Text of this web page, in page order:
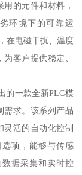
的元件和材料，
环境下的可靠运
在电磁干扰、温度
客户提供稳定、
一款全新PLC模
需求。该系列产品
活的自动化控制
项，能够与传感
据采集和实时控